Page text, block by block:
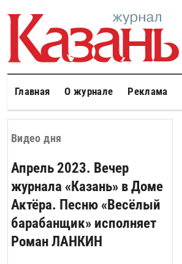
Главная О журнале Реклама
Видео дня
Апрель 2023. Вечер
журнала «Казань» в Доме
Актёра. Песню «Весёлый
барабанщик» исполняет
Роман ЛАНКИН